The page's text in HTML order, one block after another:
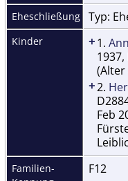
Eheschließung Typ:
Kinder +1.
(Alter
+2.
Feb
Familien-
F12